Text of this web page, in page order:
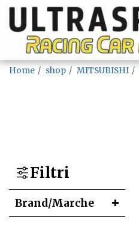
Home shop MITSUBISHI
Filtri
Brand/Marche